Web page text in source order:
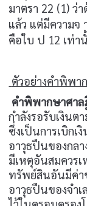
มาตรา 22 (1)
แล้ว แต่มีความจ
คือใบ ป 12 เท่า
ตัวอย่างคำพิพา
คำพิพากษาศา
กำลังรอรับเงินต
ซึ่งเป็นการเบิกเ
อาวุธปืนของกล
มีเหตุอันสมควร
ทรัพย์สินอันมีค่า
อาวุธปืนของจำ